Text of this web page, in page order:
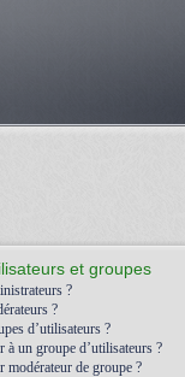
et groupes
?
?
d’utilisateurs ?
à un groupe d’utilisateurs ?
modérateur de groupe ?